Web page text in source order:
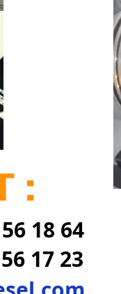
:
18 64
17 23